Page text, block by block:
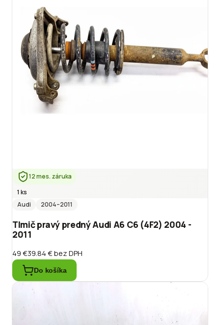
12 mes. záruka
1 ks
Audi
2004–2011
Tlmič pravý predný Audi A6 C6 (4F2) 2004 -
2011
49 €39.84 €bez DPH
Do košíka